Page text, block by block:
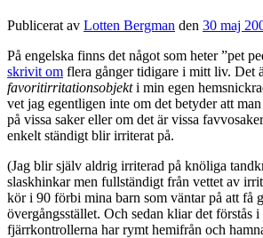
Publicerat av Lotten Bergman den 30 maj
På engelska finns det något som heter ”pet
skrivit om flera gånger tidigare i mitt liv. Det
favoritirritationsobjekti min egen
vet jag egentligen inte om det betyder att
på vissa saker eller om det är vissa
enkelt ständigt blir irriterat på.
(Jag blir själv aldrig irriterad på knöliga
slaskhinkar men fullständigt från vettet av
kör i 90 förbi mina barn som väntar på att få
övergångsstället. Och sedan kliar det förstås
fjärrkontrollerna har rymt hemifrån och